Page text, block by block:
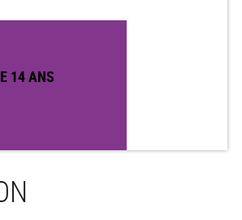
14 ANS